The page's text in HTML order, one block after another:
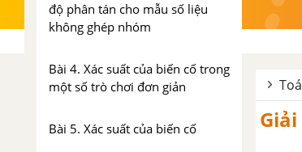
độ phân tán cho mẫu số liệu
không ghép nhóm
Bài 4. Xác suất của biến cố trong
một số trò chơi đơn giản
Bài 5. Xác suất của biến cố